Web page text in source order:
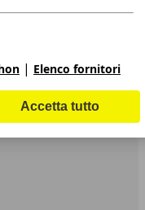
| Elenco fornitori
Accetta tutto